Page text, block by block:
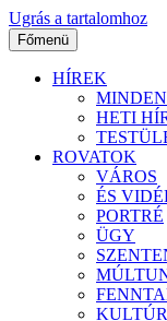
Ugrás a tartalomhoz
Főmenü
HÍREK
HETI
ROVATOK
VÁROS
ÉS
PORTRÉ
ÜGY